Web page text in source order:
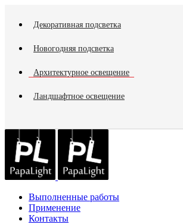
Декоративная подсветка
Новогодняя подсветка
Архитектурное освещение
Ландшафтное освещение
Выполненные работы
Применение
Контакты